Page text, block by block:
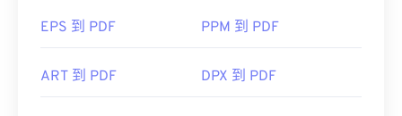
EPS 到 PDF PPM 到 PDF
ART 到 PDF DPX 到 PDF